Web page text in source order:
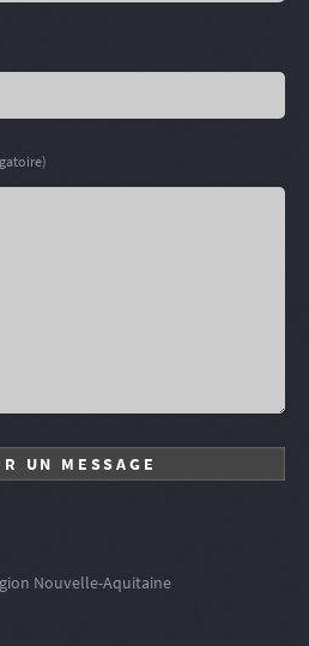
Nouvelle-Aquitaine